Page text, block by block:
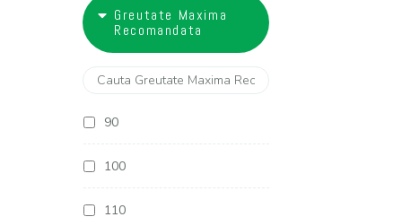
27 cm
28 cm
29 cm
30 cm
32 cm
Greutate Maxima
Recomandata
90
100
110